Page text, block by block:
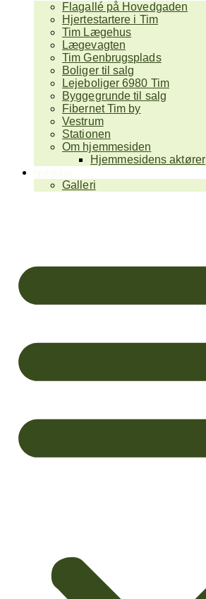
Flagallé på Hovedgaden
Hjertestartere i Tim
Tim Lægehus
Lægevagten
Tim Genbrugsplads
Boliger til salg
Lejeboliger 6980 Tim
Byggegrunde til salg
Fibernet Tim by
Vestrum
Stationen
Om hjemmesiden
Hjemmesidens aktører
Galleri